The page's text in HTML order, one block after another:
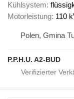
Kühlsystem
Motorleistung 110
Polen, Gmina
P.P.H.U. A2-BUD